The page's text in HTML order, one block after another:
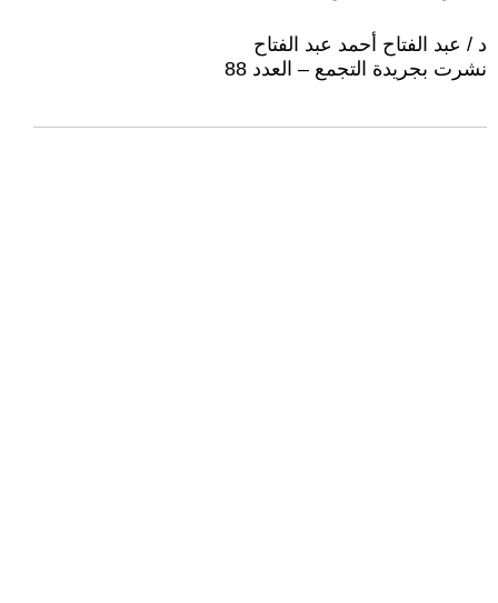
د / عبد الفتاح أحمد عبد الفتاح
نشرت بجريدة التجمع – العدد 88